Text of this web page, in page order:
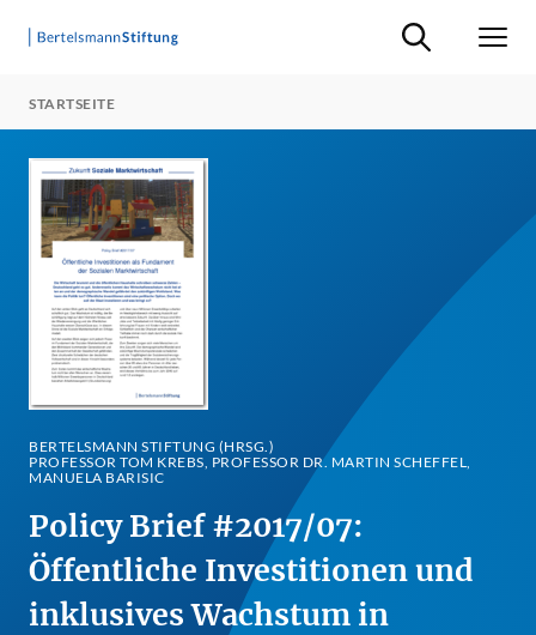
Suche ein-/
STARTSEITE
BERTELSMANN STIFTUNG (HRSG.)
PROFESSOR TOM KREBS, PROFESSOR DR. MARTIN SCHEFFEL,
MANUELA BARISIC
Policy Brief #2017/07:
Öffentliche Investitionen und
inklusives Wachstum in